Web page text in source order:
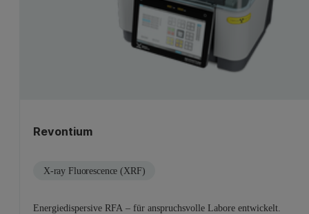
Revontium
X-ray Fluorescence (XRF)
Energiedispersive RFA – für anspruchsvolle Labore entwickelt.